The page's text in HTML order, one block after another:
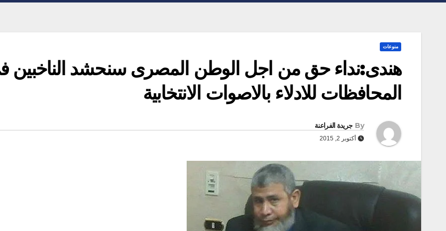
منوعات
هندى:نداء حق من اجل الوطن المصرى سنحشد الناخبين
المحافظات للادلاء بالاصوات الانتخابية
By جريدة الفراعنة
أكتوبر 2, 2015